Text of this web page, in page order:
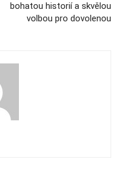
bohatou historií a skvělou
volbou pro dovolenou